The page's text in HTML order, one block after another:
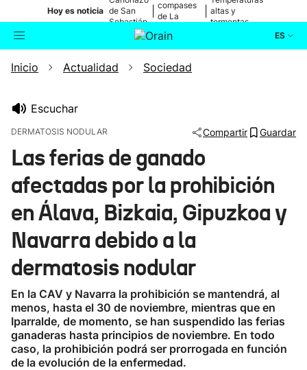
Hoy es noticia de San
Sebastián
compases
de La
altas y
tormentas
ES
Buscador Actualidad
Ikusmiran
Eguraldia
Inicio Actualidad Sociedad
Escuchar
DERMATOSIS NODULAR Compartir Guardar
Las ferias de ganado
afectadas por la prohibición
en Álava, Bizkaia, Gipuzkoa y
Navarra debido a la
dermatosis nodular
En la CAV y Navarra la prohibición se mantendrá, al
menos, hasta el 30 de noviembre, mientras que en
Iparralde, de momento, se han suspendido las ferias
ganaderas hasta principios de noviembre. En todo
caso, la prohibición podrá ser prorrogada en función
de la evolución de la enfermedad.